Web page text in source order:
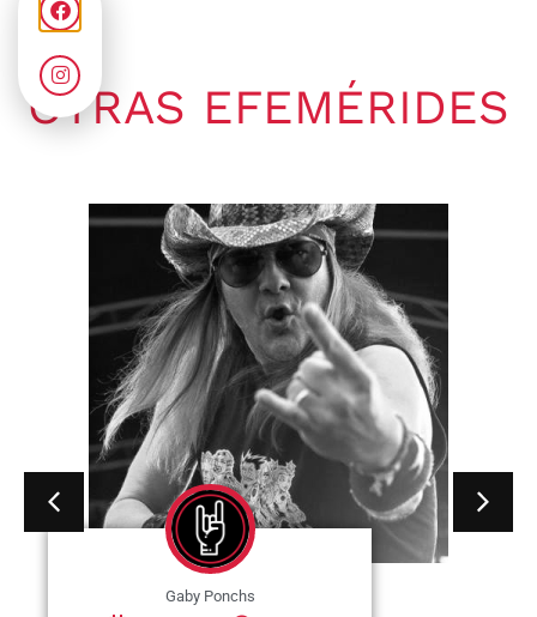
OTRAS EFEMÉRIDES
Gaby Ponchs